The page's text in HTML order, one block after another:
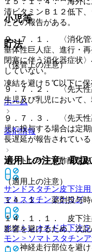
清ビタミンＢ１２低下
たとの報告がある。
貯法
（保管上の注意）
凍結を避け５℃以下に保
ホーム
薬剤情報
オクトレオチド酢酸塩
サンドスタチン皮下注用
マトスタチンアナログ
オクトレオチド皮下注
モン > ソマトスタチン
小児等
９．７．１． 〈消化管
垂体性巨人症、進行・
閉塞に伴う消化器症状
していない。
９．７．２． 〈先天性
生児及び乳児において
９．７．３． 〈先天性
児に投与する場合は定
長遅延が報告されている
適用上の注意、取扱
（適用上の注意）
１４．１． 薬剤投与時
１４．１．１． 皮下注
影響を避けるため、次
・ 神経走行部位を避け